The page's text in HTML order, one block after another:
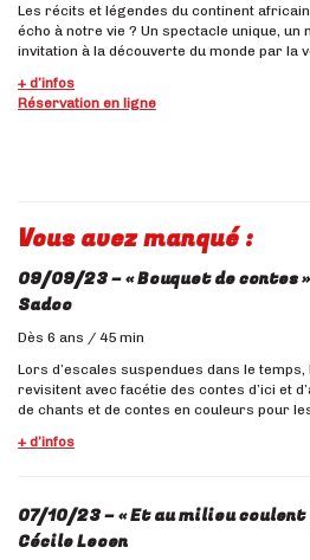
Les récits et légendes du continent
écho à notre vie ? Un spectacle unique, un
invitation à la découverte du monde par la
+ d’infos
Réservation en ligne
Vous avez manqué :
09/09/23 – « Bouquet de contes
Sadoo
Dès 6 ans / 45 min
Lors d’escales suspendues dans le
revisitent avec facétie des contes d’ici et
de chants et de contes en couleurs pour
+ d’infos
07/10/23 – « Et au milieu
Cécile Leoen